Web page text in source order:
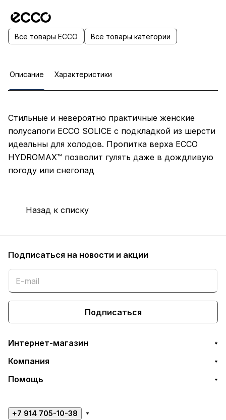
Все товары ECCO Все товары категории
Описание Характеристики
Стильные и невероятно практичные женские
полусапоги ECCO SOLICE с подкладкой из шерсти
идеальны для холодов. Пропитка верха ECCO
HYDROMAX™ позволит гулять даже в дождливую
погоду или снегопад
Назад к списку
Подписаться на новости и акции
Подписаться
Интернет-магазин
Компания
Помощь
+7 914 705-10-38